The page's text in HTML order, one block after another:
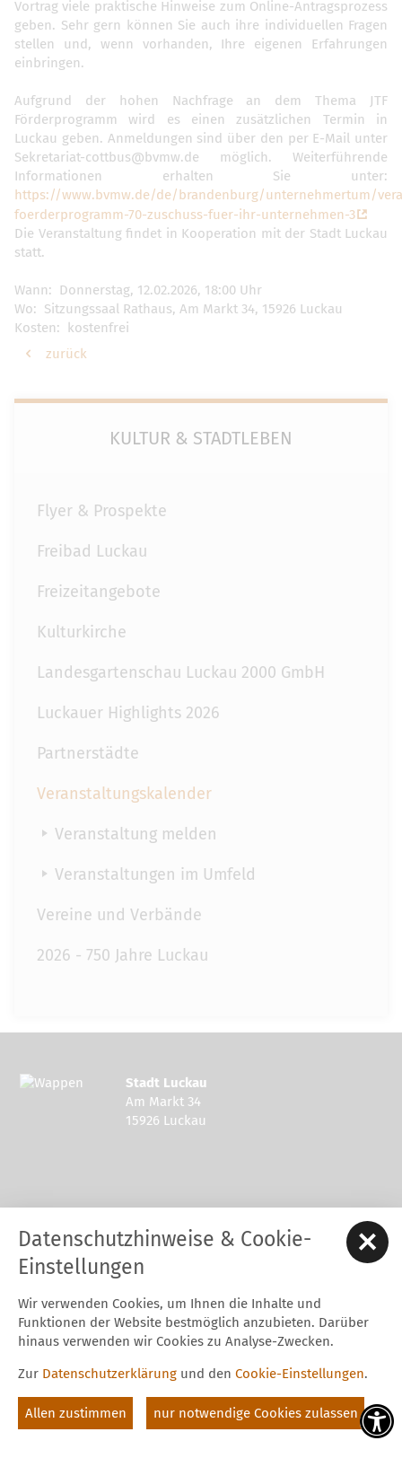
Vortrag viele praktische Hinweise zum Online-Antragsprozess
geben. Sehr gern können Sie auch ihre individuellen Fragen
stellen und, wenn vorhanden, Ihre eigenen Erfahrungen
einbringen.
Aufgrund der hohen Nachfrage an dem Thema JTF
Förderprogramm wird es einen zusätzlichen Termin in
Luckau geben. Anmeldungen sind über den per E-Mail unter
Sekretariat-cottbus@bvmw.de möglich. Weiterführende
Informationen erhalten Sie unter:
https://www.bvmw.de/de/brandenburg/unternehmertum/
foerderprogramm-70-zuschuss-fuer-ihr-unternehmen-3
Die Veranstaltung findet in Kooperation mit der Stadt Luckau
statt.
Wann: Donnerstag, 12.02.2026, 18:00 Uhr
Wo: Sitzungssaal Rathaus, Am Markt 34, 15926 Luckau
Kosten: kostenfrei
zurück
KULTUR & STADTLEBEN
Flyer & Prospekte
Freibad Luckau
Freizeitangebote
Kulturkirche
Landesgartenschau Luckau 2000 GmbH
Luckauer Highlights 2026
Partnerstädte
Veranstaltungskalender
Veranstaltung melden
Veranstaltungen im Umfeld
Vereine und Verbände
2026 - 750 Jahre Luckau
Stadt Luckau
Am Markt 34
15926 Luckau
Tel.: 03544 - 594 0
Fax: 03544 - 2948
E-Mail:stadt@luckau.de
Start Karriere Kontakt Datenschutz
Impressum
Barrierefreiheitserklärung
Intern
Folgt uns auf
Datenschutzhinweise & Cookie-
Einstellungen
Wir verwenden Cookies, um Ihnen die Inhalte und
Funktionen der Website bestmöglich anzubieten. Darüber
hinaus verwenden wir Cookies zu Analyse-Zwecken.
Zur Datenschutzerklärung und den Cookie-Einstellungen.
Allen zustimmen nur notwendige Cookies zulassen